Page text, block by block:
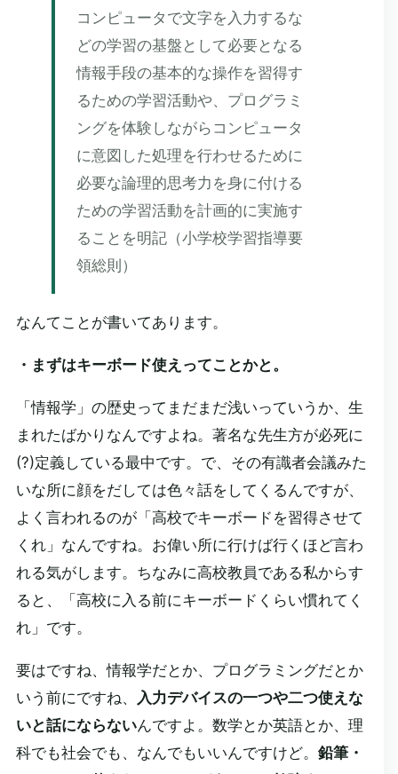
コンピュータで文字を入力するな
どの学習の基盤として必要となる
情報手段の基本的な操作を習得す
るための学習活動や、プログラミ
ングを体験しながらコンピュータ
に意図した処理を行わせるために
必要な論理的思考力を身に付ける
ための学習活動を計画的に実施す
ることを明記（小学校学習指導要
領総則）
なんてことが書いてあります。
・まずはキーボード使えってことかと。
「情報学」の歴史ってまだまだ浅いっていうか、生
まれたばかりなんですよね。著名な先生方が必死に
(?)定義している最中です。で、その有識者会議みた
いな所に顔をだしては色々話をしてくるんですが、
よく言われるのが「高校でキーボードを習得させて
くれ」なんですね。お偉い所に行けば行くほど言わ
れる気がします。ちなみに高校教員である私からす
ると、「高校に入る前にキーボードくらい慣れてく
れ」です。
要はですね、情報学だとか、プログラミングだとか
いう前にですね、
入力デバイスの一つや二つ使えな
いと話にならないんですよ。数学とか英語とか、理
科でも社会でも、なんでもいいんですけど。 鉛筆・